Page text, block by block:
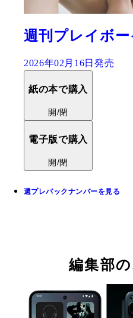
週刊プレイボー
2026年02月16日発売
紙の本で購入
開/閉
電子版で購入
開/閉
週プレバックナンバーを見る
編集部